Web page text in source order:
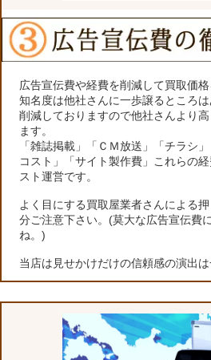
広告宣伝費や経費を削減して買取価格
知名度は他社さんに一歩譲るところ
削減しておりますので他社さんより
ます。
「雑誌掲載」「ＣＭ放送」「チラシ
コスト」「サイト製作費」これらの
スト運営です。
よく目にする買取屋業者さんによる
分ご注意下さい。(莫大な広告宣伝費
ね。)
当店は見せかけだけの信頼感の演出は